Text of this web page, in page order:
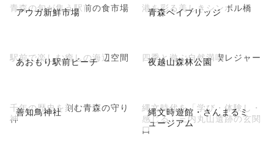
アウガ新鮮市場
青森の旬が集う駅前の食市場 青森ベイブリッジ
港を彩る美しきシンボル橋
あおもり駅前ビーチ
駅前で楽しむ癒しの海辺空間 夜越山森林公園
四季と遊ぶ自然満喫レジャー
善知鳥神社
千年の歴史を刻む青森の守り
神
縄文時遊館・さんまるミ
ュージアム
縄文時代を「学び・体験し・
感じる」三内丸山遺跡の玄関
口